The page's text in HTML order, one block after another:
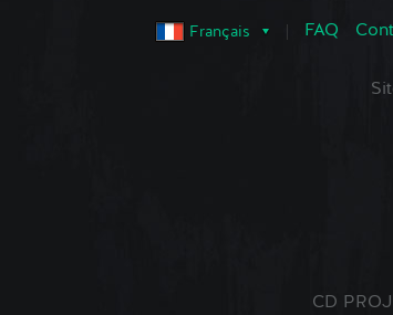
Français FAQ
CD